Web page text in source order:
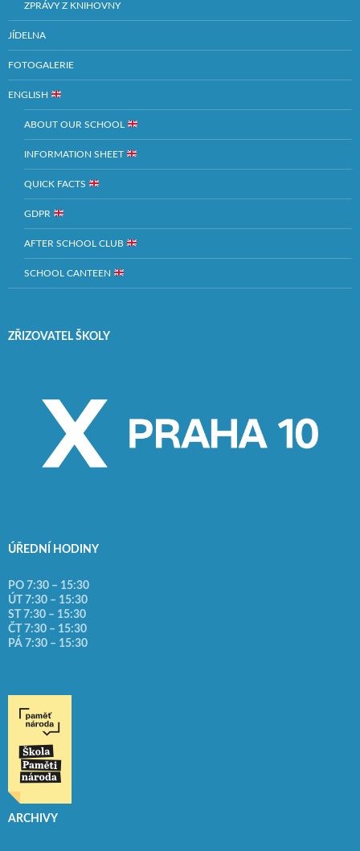
ZPRÁVY Z KNIHOVNY
JÍDELNA
FOTOGALERIE
ENGLISH
ABOUT OUR SCHOOL
INFORMATION SHEET
QUICK FACTS
GDPR
AFTER SCHOOL CLUB
SCHOOL CANTEEN
ZŘIZOVATEL ŠKOLY
ÚŘEDNÍ HODINY
PO 7:30 – 15:30
ÚT 7:30 – 15:30
ST 7:30 – 15:30
ČT 7:30 – 15:30
PÁ 7:30 – 15:30
ARCHIVY